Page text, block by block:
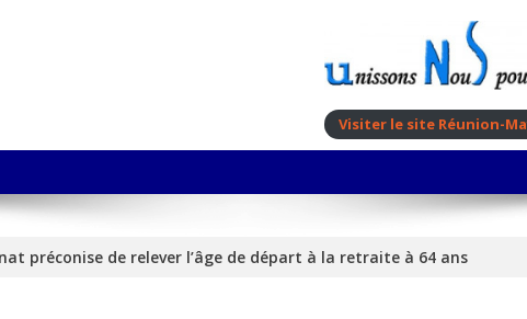
Visiter le site Réunion-
préconise de relever l’âge de départ à la retraite à 64 ans